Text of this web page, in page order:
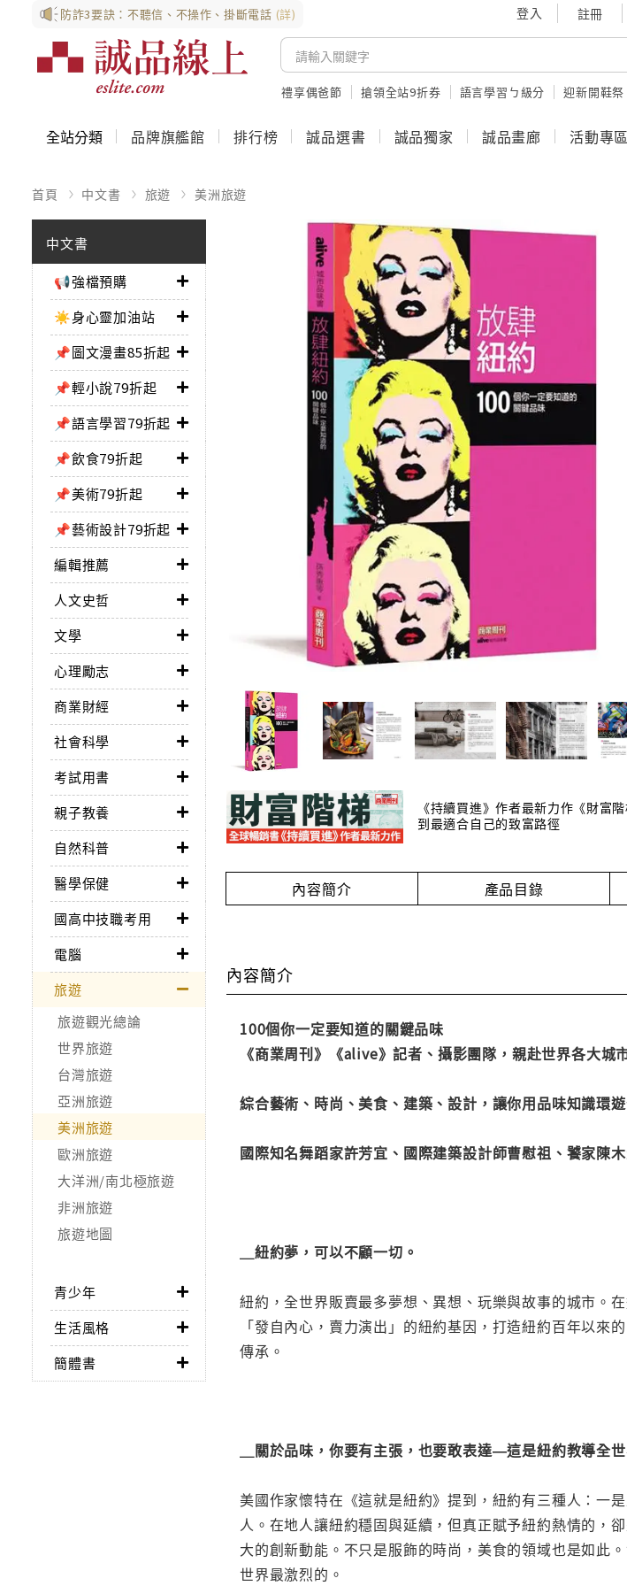
防詐3要訣：不聽信、不操作、掛斷電話 (詳) 登入 註冊
禮享偶爸節 搶領全站9折券 語言學習ㄅ級分 迎新開鞋祭
全站分類 品牌旗艦館 排行榜 誠品選書 誠品獨家 誠品畫廊 活動專區
首頁 中文書 旅遊 美洲旅遊
中文書
📢強檔預購
☀️身心靈加油站
📌圖文漫畫85折起
📌輕小說79折起
📌語言學習79折起
📌飲食79折起
📌美術79折起
📌藝術設計79折起
編輯推薦
人文史哲
文學
心理勵志
商業財經
社會科學
考試用書
親子教養
自然科普
醫學保健
國高中技職考用
電腦
旅遊
旅遊觀光總論
世界旅遊
台灣旅遊
亞洲旅遊
美洲旅遊
歐洲旅遊
大洋洲/南北極旅遊
非洲旅遊
旅遊地圖
青少年
生活風格
簡體書
《持續買進》作者最新力作《財富
到最適合自己的致富路徑
內容簡介 產品目錄
內容簡介
100個你一定要知道的關鍵品味
《商業周刊》《alive》記者、攝影團隊，親赴世界各大城
綜合藝術、時尚、美食、建築、設計，讓你用品味知識環遊
國際知名舞蹈家許芳宜、國際建築設計師曹慰祖、饕家陳
＿紐約夢，可以不顧一切。
紐約，全世界販賣最多夢想、異想、玩樂與故事的城市。
「發自內心，賣力演出」的紐約基因，打造紐約百年以
傳承。
＿關於品味，你要有主張，也要敢表達―這是紐約教導全世
美國作家懷特在《這就是紐約》提到，紐約有三種人：一
人。在地人讓紐約穩固與延續，但真正賦予紐約熱情的，
大的創新動能。不只是服飾的時尚，美食的領域也是如此
世界最激烈的。